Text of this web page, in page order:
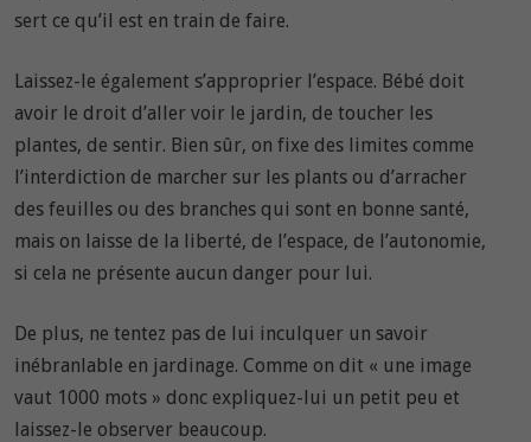
sert ce qu’il est en train de faire.
Laissez-le également s’approprier l’espace. Bébé doit
avoir le droit d’aller voir le jardin, de toucher les
plantes, de sentir. Bien sûr, on fixe des limites comme
l’interdiction de marcher sur les plants ou d’arracher
des feuilles ou des branches qui sont en bonne santé,
mais on laisse de la liberté, de l’espace, de l’autonomie,
si cela ne présente aucun danger pour lui.
De plus, ne tentez pas de lui inculquer un savoir
inébranlable en jardinage. Comme on dit « une image
vaut 1000 mots » donc expliquez-lui un petit peu et
laissez-le observer beaucoup.